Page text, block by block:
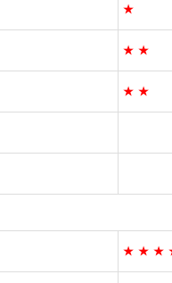
★
★ ★
★ ★
★ ★ ★